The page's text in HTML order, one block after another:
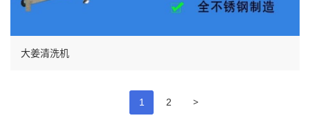
大姜清洗机
1 2 >